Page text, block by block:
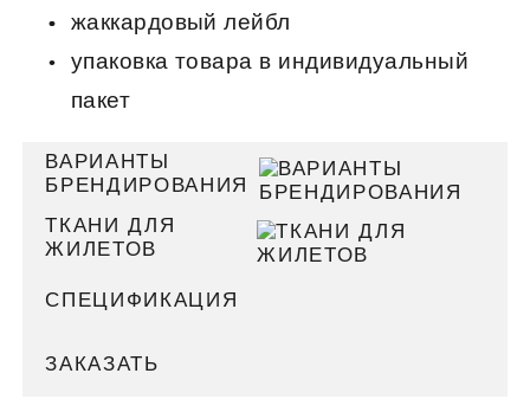
жаккардовый лейбл
упаковка товара в индивидуальный
пакет
ВАРИАНТЫ
БРЕНДИРОВАНИЯ
ТКАНИ ДЛЯ
ЖИЛЕТОВ
СПЕЦИФИКАЦИЯ
ЗАКАЗАТЬ